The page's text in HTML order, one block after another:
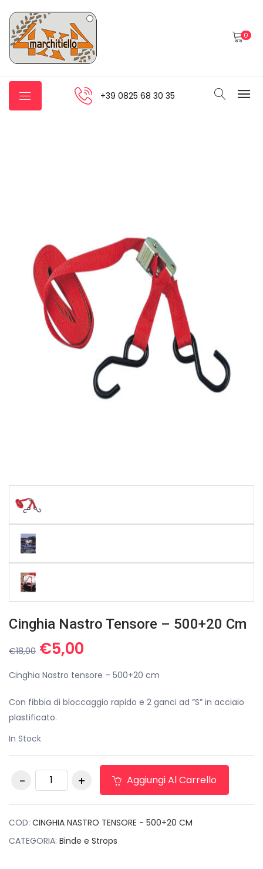
0
+39 0825 68 30 35
Cinghia Nastro Tensore – 500+20 Cm
€18,00 Il
prezzo
originale
era:
€18,00.
€5,00
attuale
€5,00.
Cinghia Nastro tensore – 500+20 cm
Con fibbia di bloccaggio rapido e 2 ganci ad ”S” in acciaio
plastificato.
In Stock
Cinghia Nastro
tensore - 500+20
Aggiungi Al Carrello
COD: CINGHIA NASTRO TENSORE - 500+20 CM
CATEGORIA: Binde e Strops